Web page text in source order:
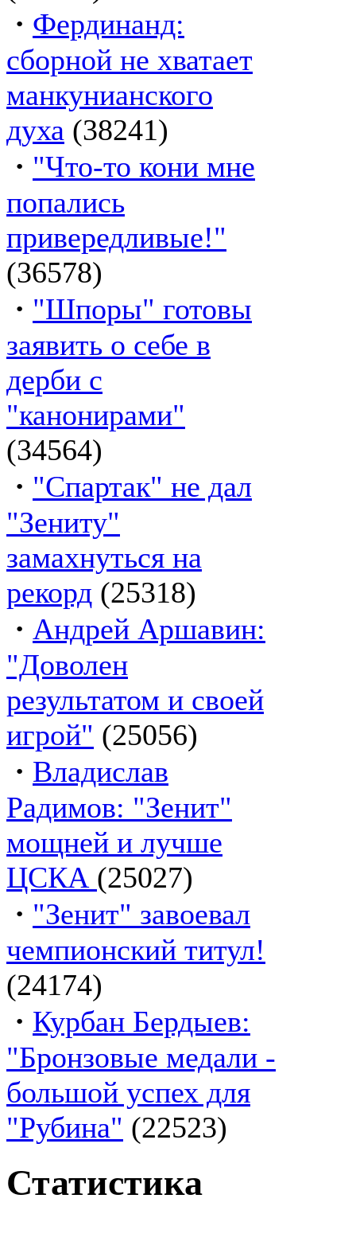
· Фердинанд:
сборной не хватает
манкунианского
духа (38241)
· "Что-то кони мне
попались
привередливые!"
(36578)
· "Шпоры" готовы
заявить о себе в
дерби с
"канонирами"
(34564)
· "Спартак" не дал
"Зениту"
замахнуться на
рекорд (25318)
· Андрей Аршавин:
"Доволен
результатом и своей
игрой" (25056)
· Владислав
Радимов: "Зенит"
мощней и лучше
ЦСКА (25027)
· "Зенит" завоевал
чемпионский титул!
(24174)
· Курбан Бердыев:
"Бронзовые медали -
большой успех для
"Рубина" (22523)
Статистика